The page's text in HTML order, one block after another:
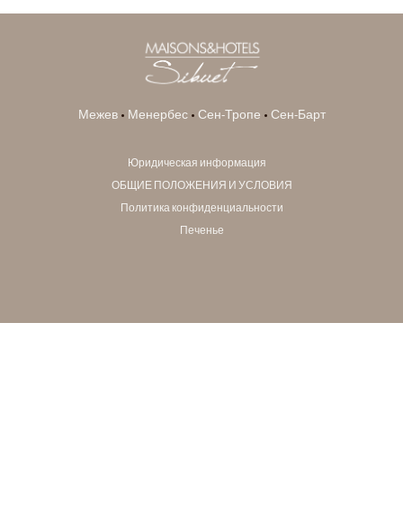
Межев• Менербес• Сен-Тропе • Сен-Барт
Юридическая информация
ОБЩИЕ ПОЛОЖЕНИЯ И УСЛОВИЯ
Политика конфиденциальности
Печенье